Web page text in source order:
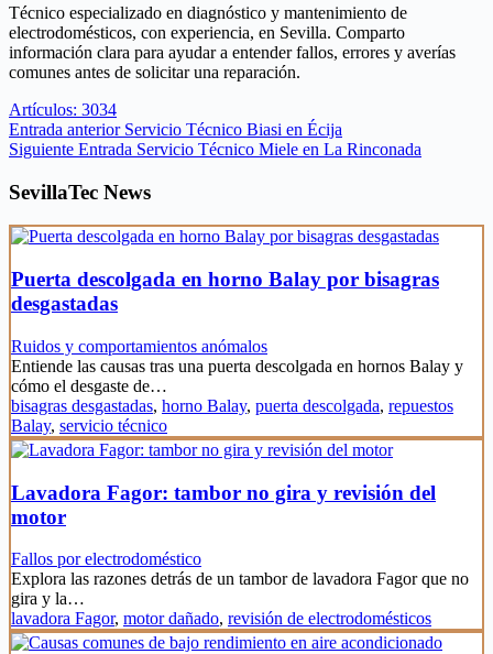
Técnico especializado en diagnóstico y mantenimiento de
electrodomésticos, con experiencia, en Sevilla. Comparto
información clara para ayudar a entender fallos, errores y averías
comunes antes de solicitar una reparación.
Artículos: 3034
Entrada anterior Servicio Técnico Biasi en Écija
Siguiente Entrada Servicio Técnico Miele en La Rinconada
SevillaTec News
Puerta descolgada en horno Balay por bisagras
desgastadas
Ruidos y comportamientos anómalos
Entiende las causas tras una puerta descolgada en hornos Balay y
cómo el desgaste de…
bisagras desgastadas, horno Balay, puerta descolgada, repuestos
Balay, servicio técnico
Lavadora Fagor: tambor no gira y revisión del
motor
Fallos por electrodoméstico
Explora las razones detrás de un tambor de lavadora Fagor que no
gira y la…
lavadora Fagor, motor dañado, revisión de electrodomésticos